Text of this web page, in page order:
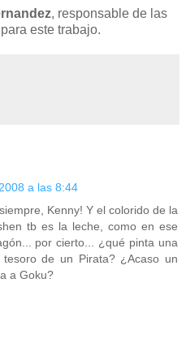
, responsable de las
este trabajo.
a las 8:44
Kenny! Y el colorido de la
tb es la leche, como en ese
por cierto... ¿qué pinta una
de un Pirata? ¿Acaso un
a Goku?